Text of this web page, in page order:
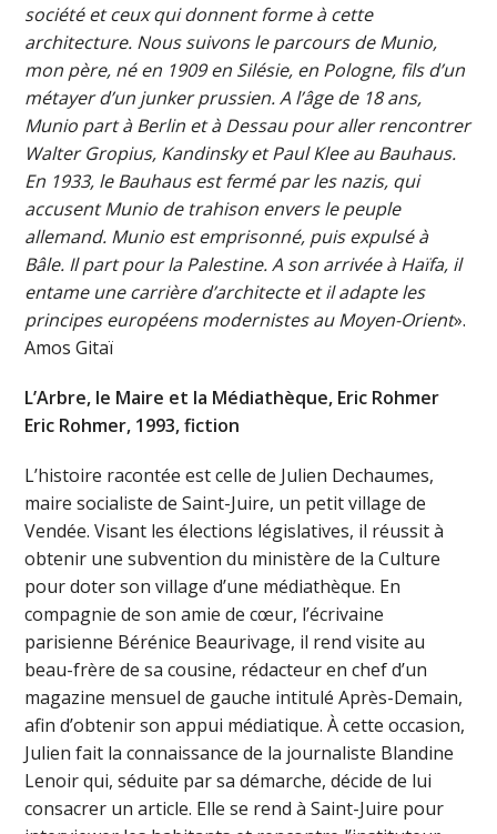
société et ceux qui donnent forme à cette
architecture. Nous suivons le parcours de Munio,
mon père, né en 1909 en Silésie, en Pologne, fils d’un
métayer d’un junker prussien. A l’âge de 18 ans,
Munio part à Berlin et à Dessau pour aller rencontrer
Walter Gropius, Kandinsky et Paul Klee au Bauhaus.
En 1933, le Bauhaus est fermé par les nazis, qui
accusent Munio de trahison envers le peuple
allemand. Munio est emprisonné, puis expulsé à
Bâle. Il part pour la Palestine. A son arrivée à Haïfa, il
entame une carrière d’architecte et il adapte les
principes européens modernistes au Moyen-Orient».
Amos Gitaï
L’Arbre, le Maire et la Médiathèque, Eric Rohmer
Eric Rohmer, 1993, fiction
L’histoire racontée est celle de Julien Dechaumes,
maire socialiste de Saint-Juire, un petit village de
Vendée. Visant les élections législatives, il réussit à
obtenir une subvention du ministère de la Culture
pour doter son village d’une médiathèque. En
compagnie de son amie de cœur, l’écrivaine
parisienne Bérénice Beaurivage, il rend visite au
beau-frère de sa cousine, rédacteur en chef d’un
magazine mensuel de gauche intitulé Après-Demain,
afin d’obtenir son appui médiatique. À cette occasion,
Julien fait la connaissance de la journaliste Blandine
Lenoir qui, séduite par sa démarche, décide de lui
consacrer un article. Elle se rend à Saint-Juire pour